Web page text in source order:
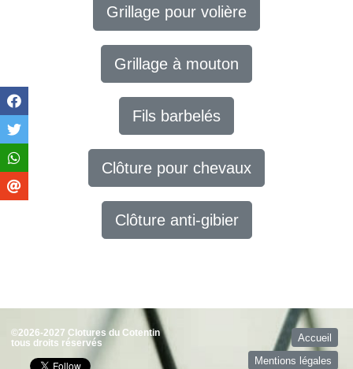
Grillage pour volière
Grillage à mouton
Fils barbelés
Clôture pour chevaux
Clôture anti-gibier
©2026-2027 Clotures du Cotentin
tous droits réservés
Accueil
Mentions légales